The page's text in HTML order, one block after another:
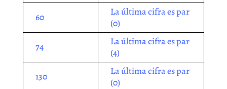
60
La última cifra es par
(0)
74
La última cifra es par
(4)
130
La última cifra es par
(0)